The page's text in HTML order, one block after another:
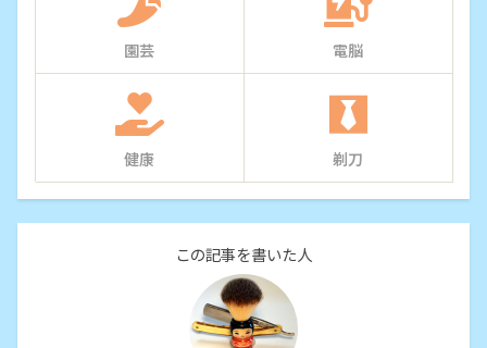
園芸 電脳
健康 剃刀
この記事を書いた人